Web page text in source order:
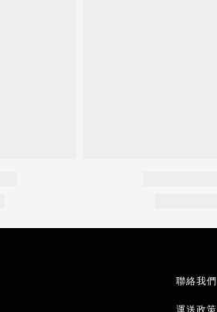
聯絡我們
運送政策